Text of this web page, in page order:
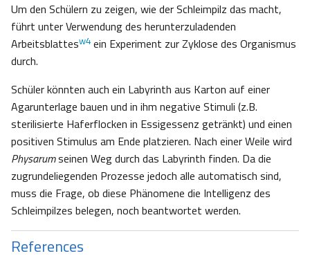
Um den Schülern zu zeigen, wie der Schleimpilz das macht,
führt unter Verwendung des herunterzuladenden
Arbeitsblattesw4 ein Experiment zur Zyklose des Organismus
durch.
Schüler könnten auch ein Labyrinth aus Karton auf einer
Agarunterlage bauen und in ihm negative Stimuli (z.B.
sterilisierte Haferflocken in Essigessenz getränkt) und einen
positiven Stimulus am Ende platzieren. Nach einer Weile wird
Physarumseinen Weg durch das Labyrinth finden. Da die
zugrundeliegenden Prozesse jedoch alle automatisch sind,
muss die Frage, ob diese Phänomene die Intelligenz des
Schleimpilzes belegen, noch beantwortet werden.
References